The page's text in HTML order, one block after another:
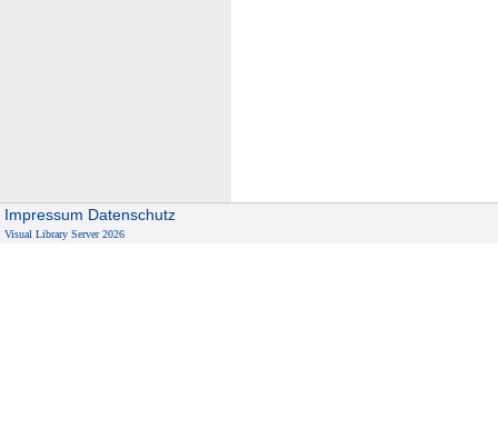
Impressum Datenschutz
Visual Library Server 2026